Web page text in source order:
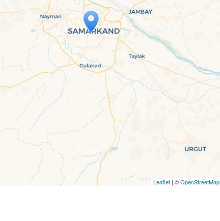
Travelers' Map is loading...
If you see this after your page is loaded completely, leafletJS files are
missing.
Leaflet | ©OpenStreetMap